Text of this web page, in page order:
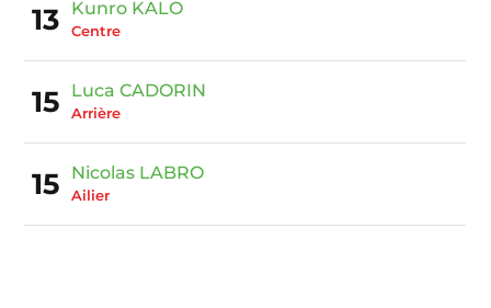
13 Kunro KALO
Centre
15 Luca CADORIN
Arrière
15 Nicolas LABRO
Ailier